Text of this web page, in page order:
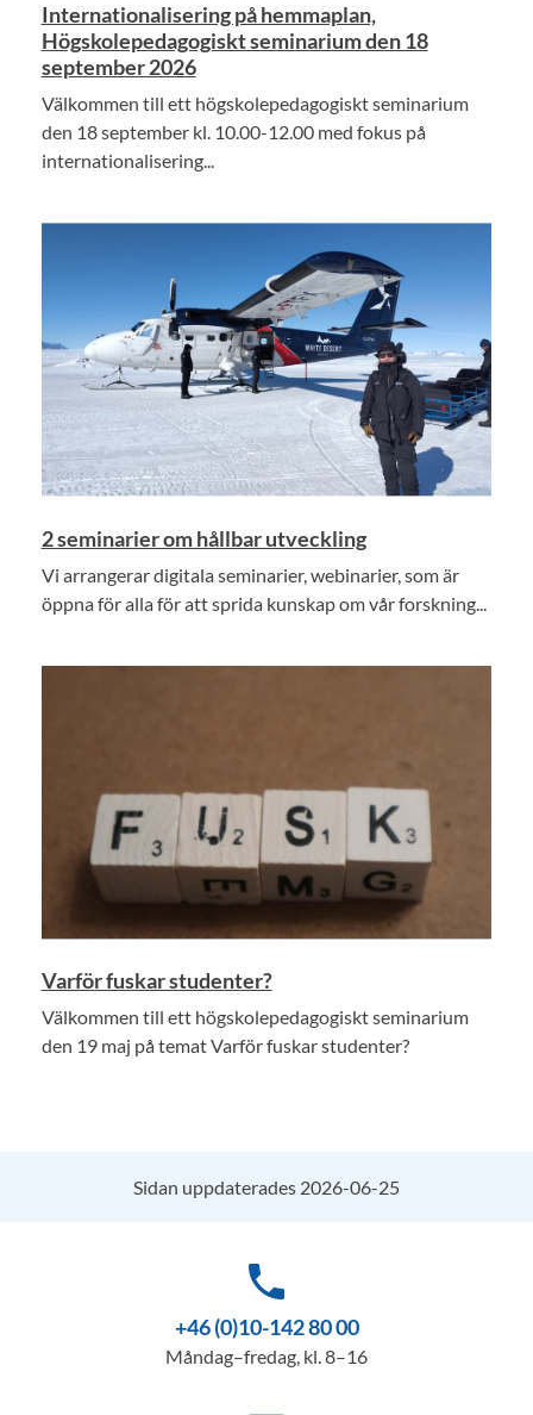
Internationalisering på hemmaplan,
Högskolepedagogiskt seminarium den 18
september 2026
Välkommen till ett högskolepedagogiskt seminarium
den 18 september kl. 10.00-12.00 med fokus på
internationalisering...
2 seminarier om hållbar utveckling
Vi arrangerar digitala seminarier, webinarier, som är
öppna för alla för att sprida kunskap om vår forskning...
Varför fuskar studenter?
Välkommen till ett högskolepedagogiskt seminarium
den 19 maj på temat Varför fuskar studenter?
Sidan uppdaterades 2026-06-25
phone
+46 (0)10-142 80 00
Måndag–fredag, kl. 8–16